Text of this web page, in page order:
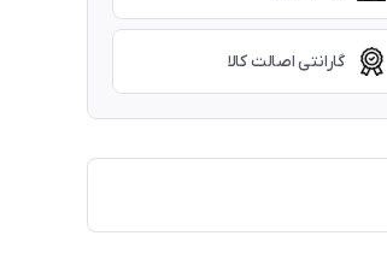
گارانتی اصالت کالا